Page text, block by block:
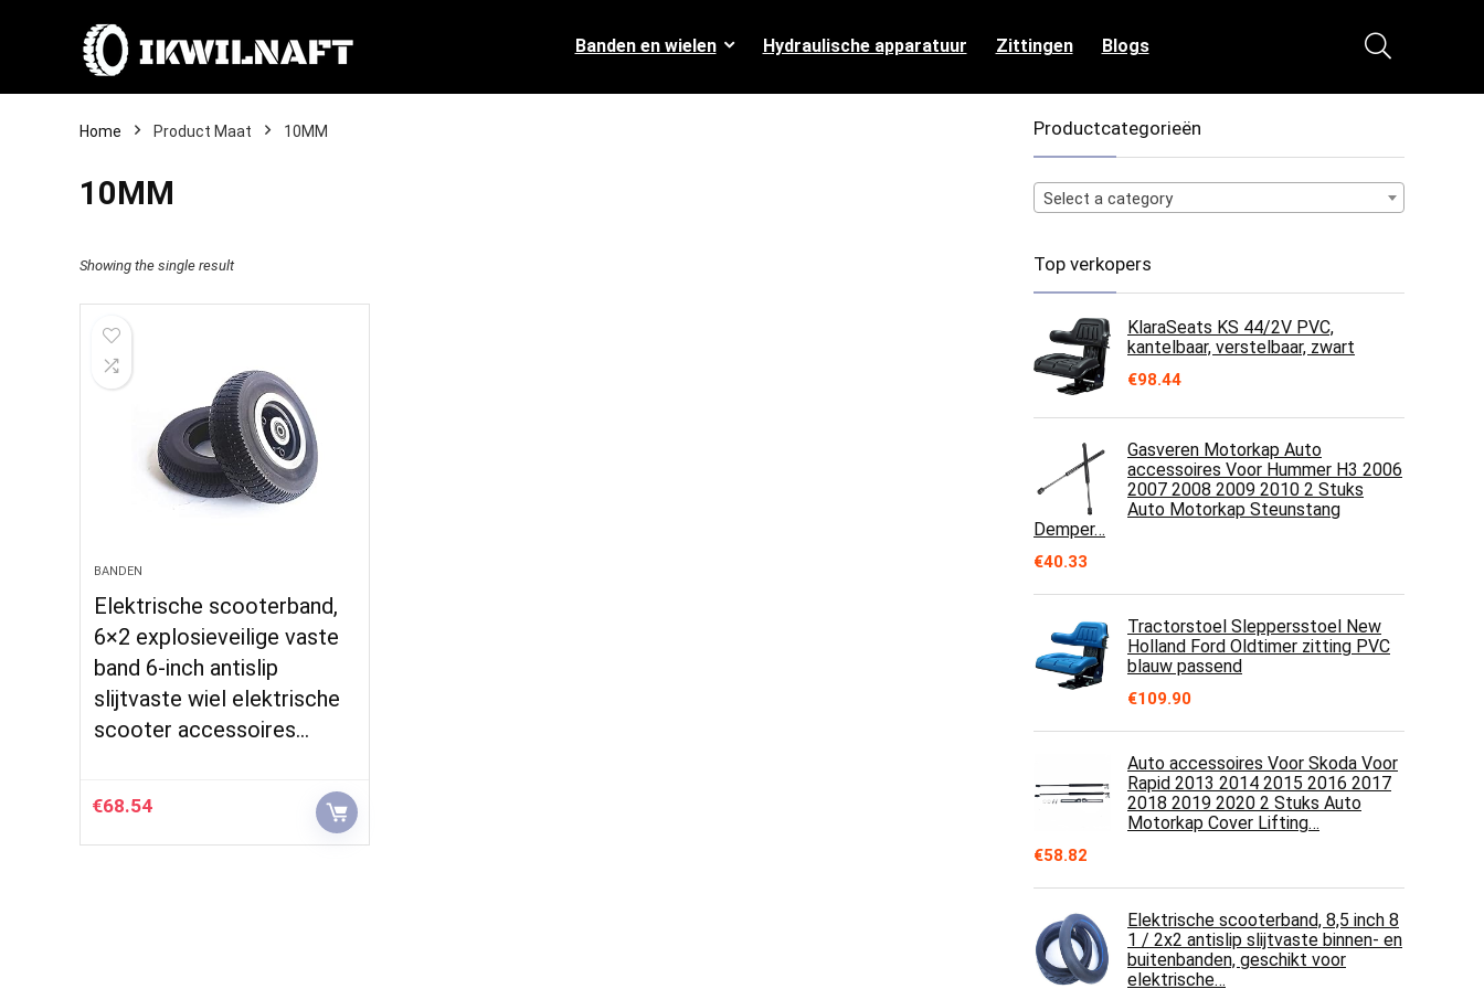
Banden en wielen Hydraulische apparatuur Zittingen Blogs
Home Product Maat 10MM
10MM
Showing the single result
BANDEN
Elektrische scooterband,
6×2 explosieveilige vaste
band 6-inch antislip
slijtvaste wiel elektrische
scooter accessoires…
€68.54
Productcategorieën
Select a category
Top verkopers
KlaraSeats KS 44/2V PVC,
kantelbaar, verstelbaar, zwart
€98.44
Gasveren Motorkap Auto
accessoires Voor Hummer H3 2006
2007 2008 2009 2010 2 Stuks
Auto Motorkap Steunstang
Demper…
€40.33
Tractorstoel Sleppersstoel New
Holland Ford Oldtimer zitting PVC
blauw passend
€109.90
Auto accessoires Voor Skoda Voor
Rapid 2013 2014 2015 2016 2017
2018 2019 2020 2 Stuks Auto
Motorkap Cover Lifting…
€58.82
Elektrische scooterband, 8,5 inch 8
1 / 2x2 antislip slijtvaste binnen- en
buitenbanden, geschikt voor
elektrische…